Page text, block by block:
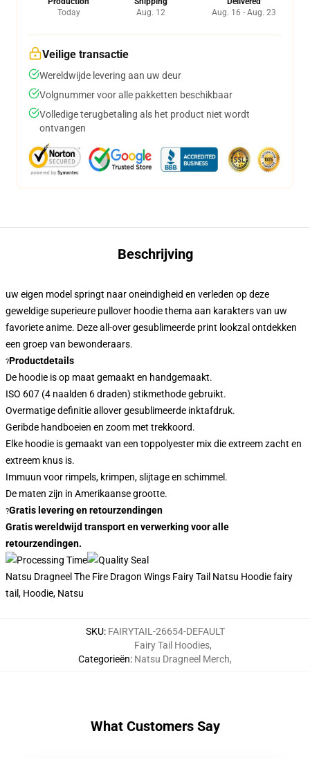
Today
Aug. 12
Aug. 16 - Aug. 23
Veilige transactie
Wereldwijde levering aan uw deur
Volgnummer voor alle pakketten beschikbaar
Volledige terugbetaling als het product niet wordt
ontvangen
Beschrijving
uw eigen model springt naar oneindigheid en verleden op deze
geweldige superieure pullover hoodie thema aan karakters van uw
favoriete anime. Deze all-over gesublimeerde print lookzal ontdekken
een groep van bewonderaars.
?Productdetails
De hoodie is op maat gemaakt en handgemaakt.
ISO 607 (4 naalden 6 draden) stikmethode gebruikt.
Overmatige definitie allover gesublimeerde inktafdruk.
Geribde handboeien en zoom met trekkoord.
Elke hoodie is gemaakt van een toppolyester mix die extreem zacht en
extreem knus is.
Immuun voor rimpels, krimpen, slijtage en schimmel.
De maten zijn in Amerikaanse grootte.
?Gratis levering en retourzendingen
Gratis wereldwijd transport en verwerking voor alle
retourzendingen.
Natsu Dragneel The Fire Dragon Wings Fairy Tail Natsu Hoodie fairy
tail, Hoodie, Natsu
SKU: FAIRYTAIL-26654-DEFAULT
Categorieën:
Fairy Tail Hoodies,
Natsu Dragneel Merch,
What Customers Say